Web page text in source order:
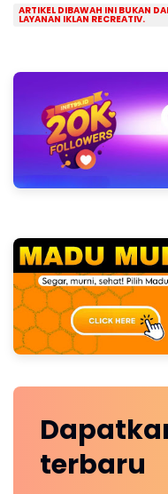
ARTIKEL DIBAWAH INI BUKAN
LAYANAN IKLAN RECREATIV.
terbaru